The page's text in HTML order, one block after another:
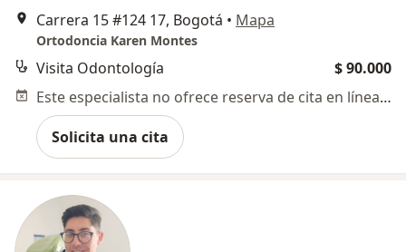
Carrera 15 #124 17, Bogotá • Mapa
Ortodoncia Karen Montes
Visita Odontología
$ 90.000
Este especialista no ofrece reserva de cita en línea en esta dirección.
Solicita una cita